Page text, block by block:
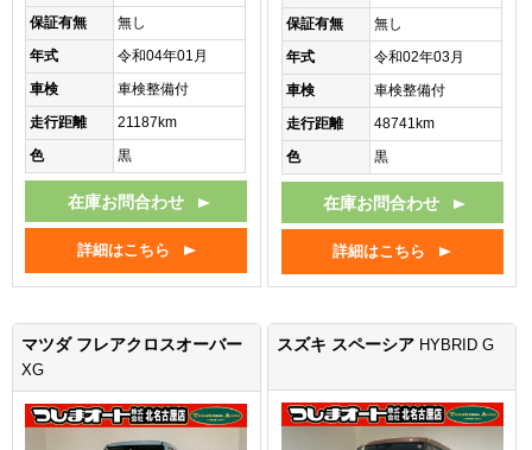
保証有無
無し
年式
令和04年01月
車検
車検整備付
走行距離
21187km
色
黒
在庫お問合わせ
詳細はこちら
保証有無
無し
年式
令和02年03月
車検
車検整備付
走行距離
48741km
色
黒
在庫お問合わせ
詳細はこちら
マツダ フレアクロスオーバー
XG
スズキ スペーシア HYBRID G